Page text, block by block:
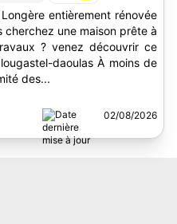
entièrement rénovée
une maison prête à
? venez découvrir ce
daoulas À moins de
des...
02/08/2026